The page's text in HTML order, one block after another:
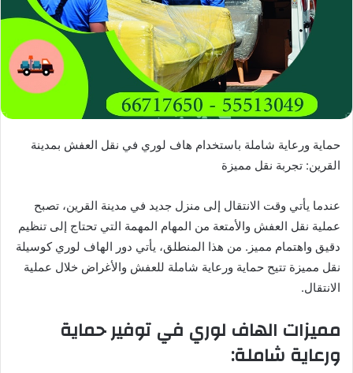
حماية ورعاية شاملة باستخدام هاف لوري في نقل العفش بمدينة
القرين: تجربة نقل مميزة
عندما يأتي وقت الانتقال إلى منزل جديد في مدينة القرين، تصبح
عملية نقل العفش والأمتعة من المهام المهمة التي تحتاج إلى تنظيم
دقيق واهتمام مميز. من هذا المنطلق، يأتي دور الهاف لوري كوسيلة
نقل مميزة تتيح حماية ورعاية شاملة للعفش والأغراض خلال عملية
الانتقال.
مميزات الهاف لوري في توفير حماية
ورعاية شاملة: